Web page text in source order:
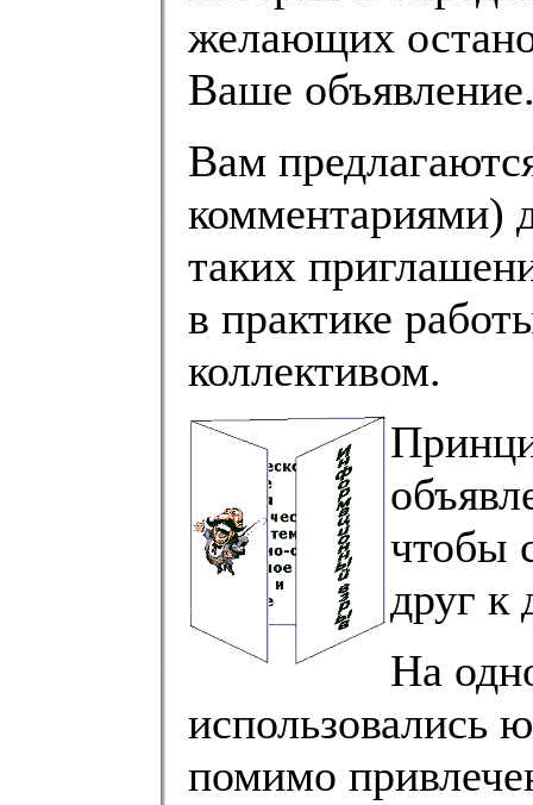
желающих
Ваше
Вам
комментариями)
таких
в практике
коллективом.
чтобы
друг к
На
использовались
помимо